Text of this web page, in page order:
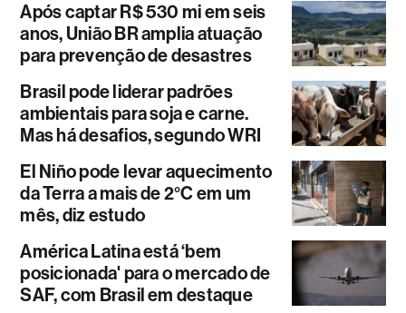
Após captar R$ 530 mi em seis
anos, União BR amplia atuação
para prevenção de desastres
Brasil pode liderar padrões
ambientais para soja e carne.
Mas há desafios, segundo WRI
El Niño pode levar aquecimento
da Terra a mais de 2°C em um
mês, diz estudo
América Latina está ‘bem
posicionada' para o mercado de
SAF, com Brasil em destaque